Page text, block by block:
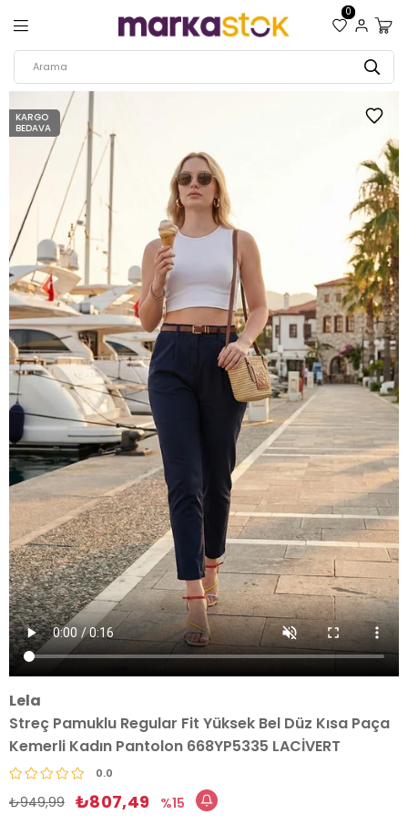
0
KARGO
BEDAVA
Lela
Streç Pamuklu Regular Fit Yüksek Bel Düz Kısa Paça
Kemerli Kadın Pantolon 668YP5335 LACİVERT
0.0
₺949,99 ₺807,49
15